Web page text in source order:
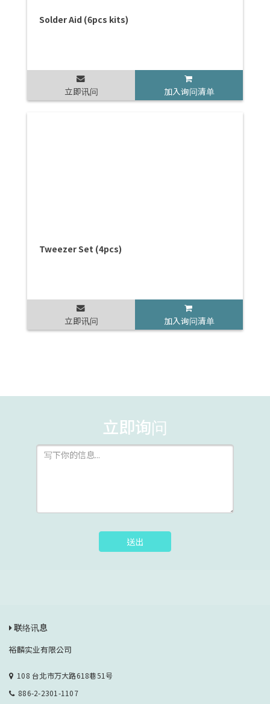
Solder Aid (6pcs kits)
立即讯问 加入询问清单
Tweezer Set (4pcs)
立即讯问 加入询问清单
立即询问
送出
联络讯息
裕麟实业有限公司
108 台北市万大路618巷51号
886-2-2301-1107